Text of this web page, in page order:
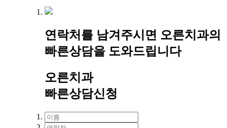
연락처를 남겨주시면 오른치과의
빠른상담을 도와드립니다
오른치과
빠른상담신청